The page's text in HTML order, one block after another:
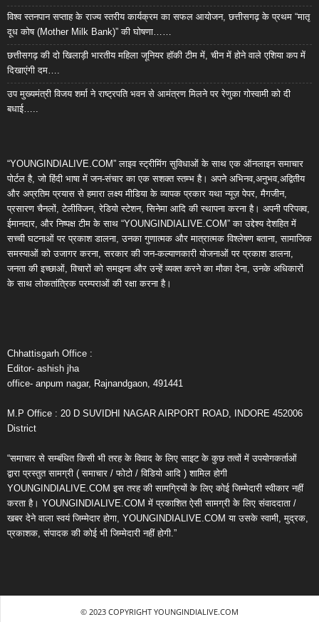
विश्व स्तनपान सप्ताह के राज्य स्तरीय कार्यक्रम का सफल आयोजन, छत्तीसगढ़ के प्रथम “मातृ
दूध कोष (Mother Milk Bank)” की घोषणा……
छत्तीसगढ़ की दो खिलाड़ी भारतीय महिला जूनियर हॉकी टीम में, चीन में होने वाले एशिया कप में
दिखाएंगी दम….
उप मुख्यमंत्री विजय शर्मा ने राष्ट्रपति भवन से आमंत्रण मिलने पर रेणुका गोस्वामी को दी
बधाई…..
“YOUNGINDIALIVE.COM” लाइव स्ट्रीमिंग सुविधाओं के साथ एक ऑनलाइन समाचार
पोर्टल है, जो हिंदी भाषा में जन-संचार का एक सशक्त स्तम्भ है। अपने अभिनव,अनुभव,अद्वितीय
और अप्रतिम प्रयास से हमारा लक्ष्य मीडिया के व्यापक प्रकार यथा न्यूज़ पेपर, मैगजीन,
प्रसारण चैनलों, टेलीविजन, रेडियो स्टेशन, सिनेमा आदि की स्थापना करना है। अपनी परिपक्व,
ईमानदार, और निष्पक्ष टीम के साथ “YOUNGINDIALIVE.COM” का उद्देश्य देशहित में
सच्ची घटनाओं पर प्रकाश डालना, उनका गुणात्मक और मात्रात्मक विश्लेषण बताना, सामाजिक
समस्याओं को उजागर करना, सरकार की जन-कल्याणकारी योजनाओं पर प्रकाश डालना,
जनता की इच्छाओं, विचारों को समझना और उन्हें व्यक्त करने का मौका देना, उनके अधिकारों
के साथ लोकतांत्रिक परम्पराओं की रक्षा करना है।
Chhattisgarh Office :
Editor- ashish jha
office- anpum nagar, Rajnandgaon, 491441
M.P Office : 20 D SUVIDHI NAGAR AIRPORT ROAD, INDORE 452006
District
“समाचार से सम्बंधित किसी भी तरह के विवाद के लिए साइट के कुछ तत्वों में उपयोगकर्ताओं
द्वारा प्रस्तुत सामग्री ( समाचार / फोटो / विडियो आदि ) शामिल होगी
YOUNGINDIALIVE.COM इस तरह की सामग्रियों के लिए कोई जिम्मेदारी स्वीकार नहीं
करता है। YOUNGINDIALIVE.COM में प्रकाशित ऐसी सामग्री के लिए संवाददाता /
खबर देने वाला स्वयं जिम्मेदार होगा, YOUNGINDIALIVE.COM या उसके स्वामी, मुद्रक,
प्रकाशक, संपादक की कोई भी जिम्मेदारी नहीं होगी.”
© 2023 COPYRIGHT YOUNGINDIALIVE.COM